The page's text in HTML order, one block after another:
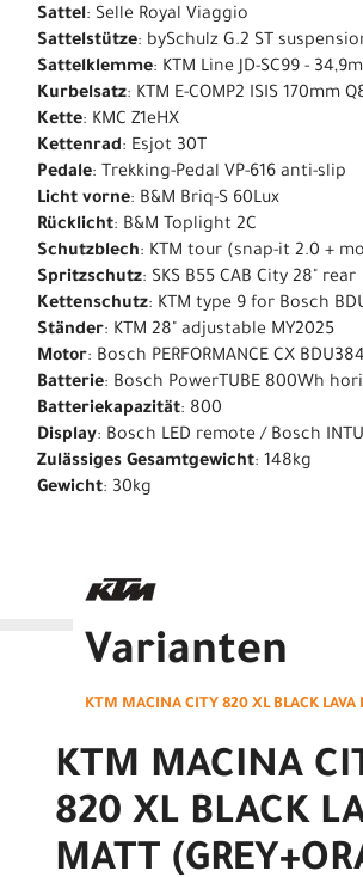
Sattel: Selle Royal Viaggio
Sattelstütze: bySchulz G.2 ST
Sattelklemme: KTM Line JD-SC99 -
Kurbelsatz: KTM E-COMP2 ISIS 170mm
Kette: KMC Z1eHX
Kettenrad: Esjot 30T
Pedale: Trekking-Pedal VP-616 anti-slip
Licht vorne: B&M Briq-S 60Lux
Rücklicht: B&M Toplight 2C
Schutzblech: KTM tour (snap-it 2.0 +
Spritzschutz: SKS B55 CAB City 28" rear
Kettenschutz: KTM type 9 for Bosch
Ständer: KTM 28" adjustable MY2025
Motor: Bosch PERFORMANCE CX
Batterie: Bosch PowerTUBE 800Wh
Batteriekapazität: 800
Display: Bosch LED remote / Bosch
Zulässiges Gesamtgewicht: 148kg
Gewicht: 30kg
Varianten
KTM MACINA CITY 820 XL BLACK LAVA
KTM MACINA
820 XL BLACK
MATT